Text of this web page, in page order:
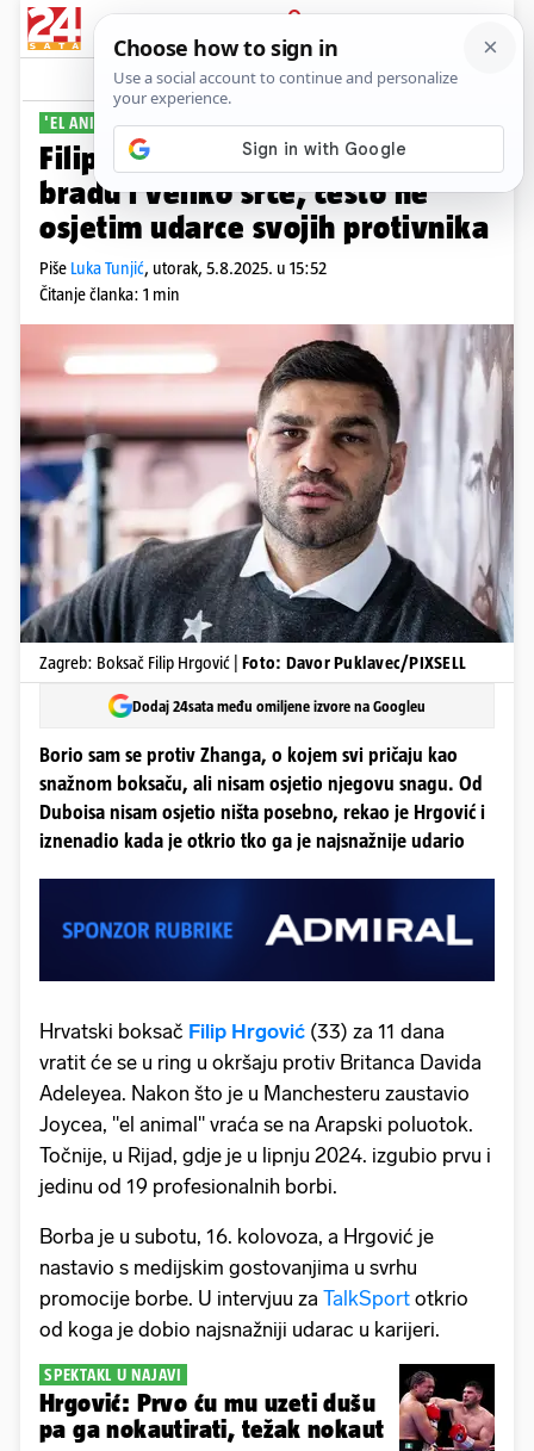
PRIJAVA
Sport Komentari
'EL ANIMAL' UVJERENO
Filip Hrgović: Imam jako dobru
bradu i veliko srce, često ne
osjetim udarce svojih protivnika
Piše Luka Tunjić, utorak, 5.8.2025. u 15:52
Čitanje članka: 1 min
Zagreb: Boksač Filip Hrgović | Foto: Davor Puklavec/PIXSELL
Dodaj 24sata među omiljene izvore na Googleu
Borio sam se protiv Zhanga, o kojem svi pričaju kao
snažnom boksaču, ali nisam osjetio njegovu snagu. Od
Duboisa nisam osjetio ništa posebno, rekao je Hrgović i
iznenadio kada je otkrio tko ga je najsnažnije udario
Hrvatski boksač Filip Hrgović (33) za 11 dana
vratit će se u ring u okršaju protiv Britanca Davida
Adeleyea. Nakon što je u Manchesteru zaustavio
Joycea, "el animal" vraća se na Arapski poluotok.
Točnije, u Rijad, gdje je u lipnju 2024. izgubio prvu i
jedinu od 19 profesionalnih borbi.
Borba je u subotu, 16. kolovoza, a Hrgović je
nastavio s medijskim gostovanjima u svrhu
promocije borbe. U intervjuu za TalkSport otkrio
od koga je dobio najsnažniji udarac u karijeri.
SPEKTAKL U NAJAVI
Hrgović: Prvo ću mu uzeti dušu
pa ga nokautirati, težak nokaut